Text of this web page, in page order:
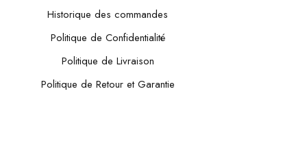
Historique des commandes
Politique de Confidentialité
Politique de Livraison
Politique de Retour et Garantie